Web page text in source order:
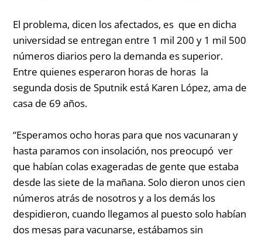
El problema, dicen los afectados, es que en dicha
universidad se entregan entre 1 mil 200 y 1 mil 500
números diarios pero la demanda es superior.
Entre quienes esperaron horas de horas la
segunda dosis de Sputnik está Karen López, ama de
casa de 69 años.
“Esperamos ocho horas para que nos vacunaran y
hasta paramos con insolación, nos preocupó ver
que habían colas exageradas de gente que estaba
desde las siete de la mañana. Solo dieron unos cien
números atrás de nosotros y a los demás los
despidieron, cuando llegamos al puesto solo habían
dos mesas para vacunarse, estábamos sin